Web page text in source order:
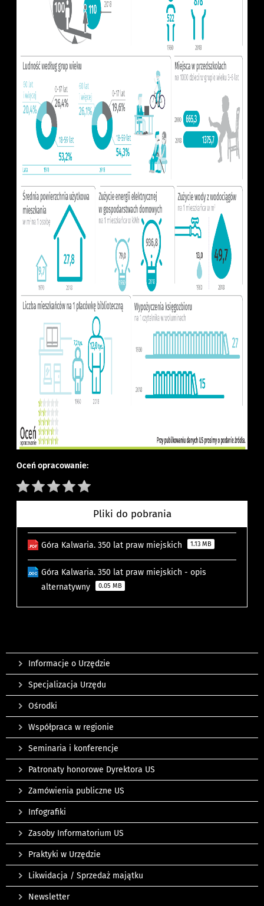
Oceń opracowanie:
Pliki do pobrania
Góra Kalwaria. 350 lat praw miejskich 1.13 MB
Góra Kalwaria. 350 lat praw miejskich - opis
alternatywny
0.05 MB
Informacje o Urzędzie
Specjalizacja Urzędu
Ośrodki
Współpraca w regionie
Seminaria i konferencje
Patronaty honorowe Dyrektora US
Zamówienia publiczne US
Infografiki
Zasoby Informatorium US
Praktyki w Urzędzie
Likwidacja / Sprzedaż majątku
Newsletter